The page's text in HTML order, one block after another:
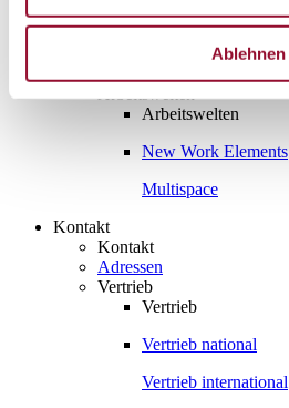
Ablehnen
Pressespiegel
Pressekontakt
Arbeitswelten
New Work Elements
Multispace
Kontakt
Kontakt
Adressen
Vertrieb
Vertrieb
Vertrieb national
Vertrieb international